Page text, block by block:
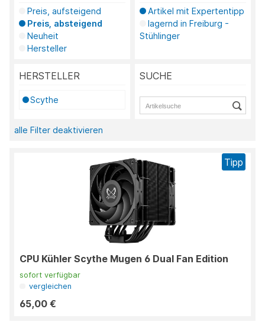
Preis, aufsteigend
Preis, absteigend
Neuheit
Hersteller
Artikel mit Expertentipp
lagernd in Freiburg -
Stühlinger
HERSTELLER
Scythe
SUCHE
alle Filter deaktivieren
Tipp
CPU Kühler Scythe Mugen 6 Dual Fan Edition
sofort verfügbar
vergleichen
65,00 €